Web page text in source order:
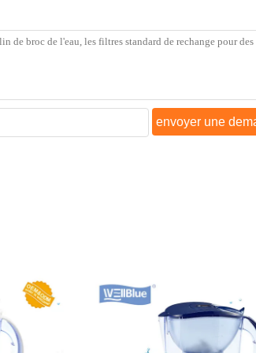
envoyer une